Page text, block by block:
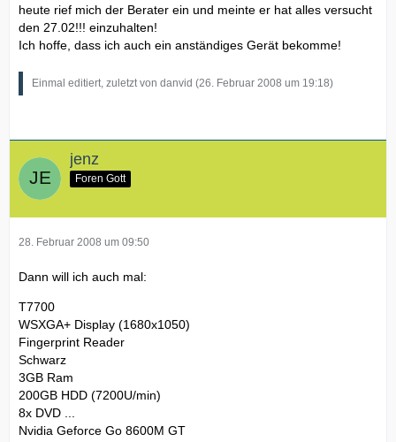
heute rief mich der Berater ein und meinte er hat alles versucht
den 27.02!!! einzuhalten!
Ich hoffe, dass ich auch ein anständiges Gerät bekomme!
Einmal editiert, zuletzt von danvid (26. Februar 2008 um 19:18)
jenz
Foren Gott
28. Februar 2008 um 09:50
Dann will ich auch mal:
T7700
WSXGA+ Display (1680x1050)
Fingerprint Reader
Schwarz
3GB Ram
200GB HDD (7200U/min)
8x DVD ...
Nvidia Geforce Go 8600M GT